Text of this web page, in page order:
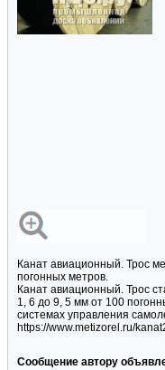
Канат авиационный. Трос
погонных метров.
Канат авиационный. Трос
1, 6 до 9, 5 мм от 100
системах управления
https://www.metizorel.ru/
Сообщение автору